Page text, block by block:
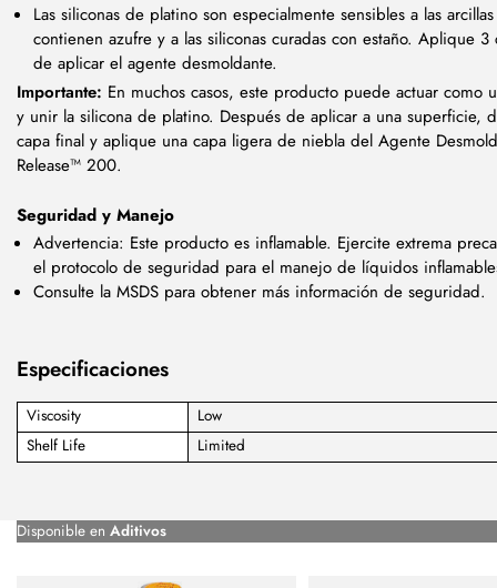
Las siliconas de platino son especialmente sensibles a las
contienen azufre y a las siliconas curadas con estaño. Aplique 3
de aplicar el agente desmoldante.
Importante: En muchos casos, este producto puede actuar como
y unir la silicona de platino. Después de aplicar a una superficie,
capa final y aplique una capa ligera de niebla del Agente
Release™ 200.
Seguridad y Manejo
Advertencia: Este producto es inflamable. Ejercite extrema
el protocolo de seguridad para el manejo de líquidos
Consulte la MSDS para obtener más información de seguridad.
Especificaciones
Viscosity
Low
Shelf Life
Limited
Disponible en Aditivos